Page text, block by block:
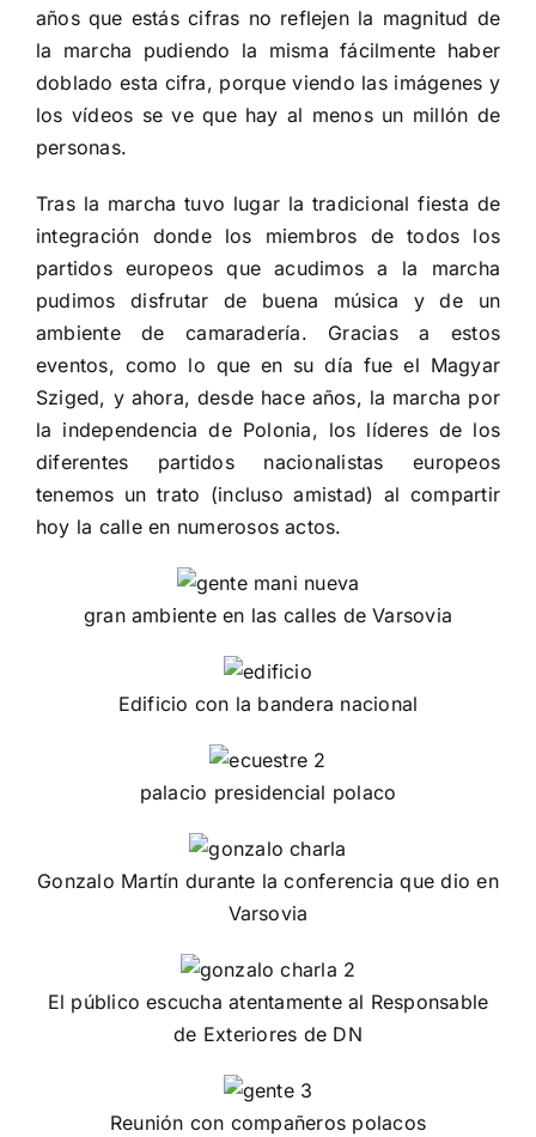
años que estás cifras no reflejen la magnitud de
la marcha pudiendo la misma fácilmente haber
doblado esta cifra, porque viendo las imágenes y
los vídeos se ve que hay al menos un millón de
personas.
Tras la marcha tuvo lugar la tradicional fiesta de
integración donde los miembros de todos los
partidos europeos que acudimos a la marcha
pudimos disfrutar de buena música y de un
ambiente de camaradería. Gracias a estos
eventos, como lo que en su día fue el Magyar
Sziged, y ahora, desde hace años, la marcha por
la independencia de Polonia, los líderes de los
diferentes partidos nacionalistas europeos
tenemos un trato (incluso amistad) al compartir
hoy la calle en numerosos actos.
gran ambiente en las calles de Varsovia
Edificio con la bandera nacional
palacio presidencial polaco
Gonzalo Martín durante la conferencia que dio en
Varsovia
El público escucha atentamente al Responsable
de Exteriores de DN
Reunión con compañeros polacos